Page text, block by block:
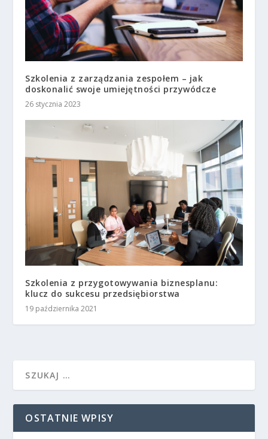
Szkolenia z zarządzania zespołem – jak
doskonalić swoje umiejętności przywódcze
26 stycznia 2023
Szkolenia z przygotowywania biznesplanu:
klucz do sukcesu przedsiębiorstwa
19 października 2021
OSTATNIE WPISY